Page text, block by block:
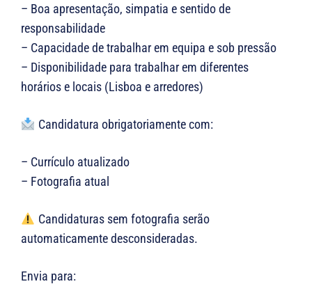
– Boa apresentação, simpatia e sentido de
responsabilidade
– Capacidade de trabalhar em equipa e sob pressão
– Disponibilidade para trabalhar em diferentes
horários e locais (Lisboa e arredores)
Candidatura obrigatoriamente com:
– Currículo atualizado
– Fotografia atual
Candidaturas sem fotografia serão
automaticamente desconsideradas.
Envia para: